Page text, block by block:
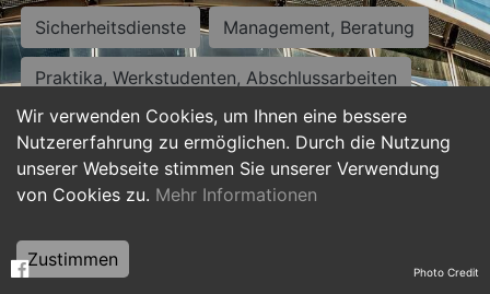
Wir verwenden Cookies, um Ihnen eine bessere
Nutzererfahrung zu ermöglichen. Durch die Nutzung
unserer Webseite stimmen Sie unserer Verwendung
von Cookies zu. Mehr Informationen
Zustimmen
Sicherheitsdienste Management, Beratung
Praktika, Werkstudenten, Abschlussarbeiten
Personalwesen Assistenz, Sekretariat
Hilfskräfte, Aushilfs- und Nebenjobs
Weiterbildung, Studium, duale Ausbildung Photo Credit